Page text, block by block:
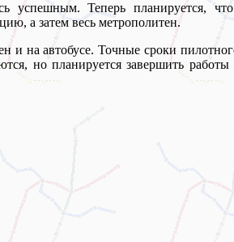
успешным. Теперь планируется,
а затем весь метрополитен.
и на автобусе. Точные сроки
но планируется завершить